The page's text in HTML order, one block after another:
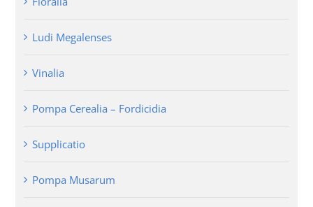
Ludi Megalenses
Vinalia
Pompa Cerealia – Fordicidia
Supplicatio
Pompa Musarum